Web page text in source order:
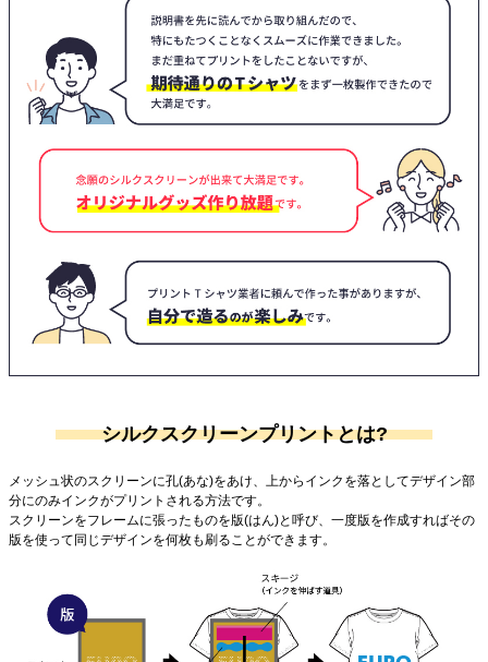
シルクスクリーンプリントとは?
メッシュ状のスクリーンに孔(あな)をあけ、上からインクを落としてデザイン部
分にのみインクがプリントされる方法です。
スクリーンをフレームに張ったものを版(はん)と呼び、一度版を作成すればその
版を使って同じデザインを何枚も刷ることができます。